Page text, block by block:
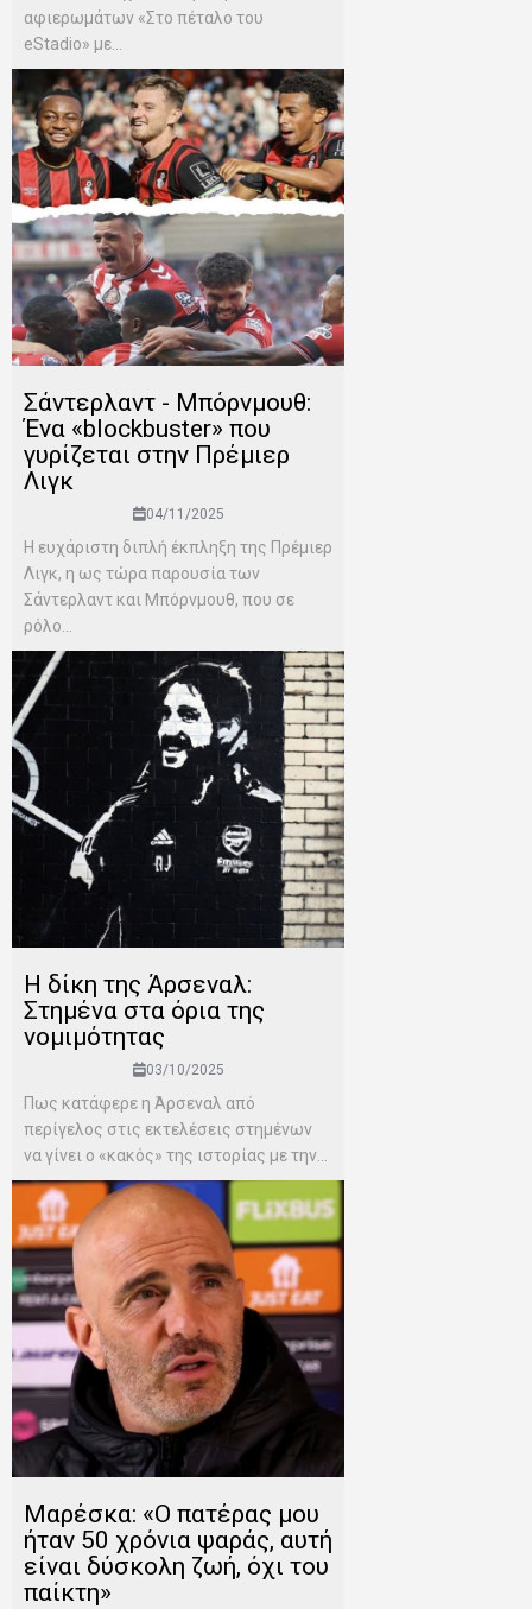
αφιερωμάτων «Στο πέταλο του
eStadio» με...
Σάντερλαντ - Μπόρνμουθ:
Ένα «blockbuster» που
γυρίζεται στην Πρέμιερ
Λιγκ
04/11/2025
Η ευχάριστη διπλή έκπληξη της Πρέμιερ
Λιγκ, η ως τώρα παρουσία των
Σάντερλαντ και Μπόρνμουθ, που σε
ρόλο...
Η δίκη της Άρσεναλ:
Στημένα στα όρια της
νομιμότητας
03/10/2025
Πως κατάφερε η Άρσεναλ από
περίγελος στις εκτελέσεις στημένων
να γίνει ο «κακός» της ιστορίας με την...
Μαρέσκα: «Ο πατέρας μου
ήταν 50 χρόνια ψαράς, αυτή
είναι δύσκολη ζωή, όχι του
παίκτη»